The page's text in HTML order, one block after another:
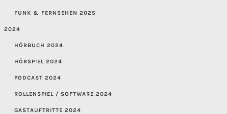
FUNK & FERNSEHEN 2025
2024
HÖRBUCH 2024
HÖRSPIEL 2024
PODCAST 2024
ROLLENSPIEL / SOFTWARE 2024
GASTAUFTRITTE 2024